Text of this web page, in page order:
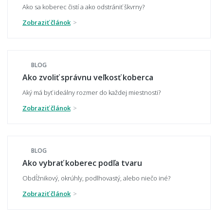
Má koberec ladiť alebo kontrastovať?
Ako vybrať správnu veľkosť koberca?
Ako sa koberec čistí a ako odstrániť škvrny?
Zobraziť článok
BLOG
Ako zvoliť správnu veľkosť koberca
Aký má byť ideálny rozmer do každej miestnosti?
Zobraziť článok
BLOG
Ako vybrať koberec podľa tvaru
Obdĺžnikový, okrúhly, podlhovastý, alebo niečo iné?
Zobraziť článok